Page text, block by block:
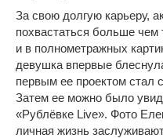
За свою долгую карьеру,
похвастаться больше
и в полнометражных
девушка впервые
первым ее проектом стал
Затем ее можно было
«Рублёвке Live». Фото
личная жизнь